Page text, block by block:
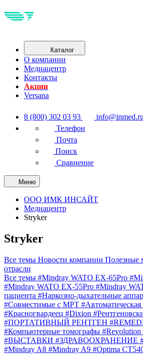
Каталог
О компании
Медиацентр
Контакты
Акции
Versana
8 (800) 302 03 93
info@inmed.ru
Телефон
Почта
Поиск
Сравнение
Меню
ООО ИМК ИНСАЙТ
Медиацентр
Stryker
Stryker
Все темы Новости компании Полезные
отрасли
Все темы #Mindray WATO EX-65Pro
#Mindray WATO EX-55Pro #Mindray
пациента #Наркозно-дыхательные
#Совместимые с МРТ #Автоматическая
#Красногвардеец #Dixion
#ПОРТАТИВНЫЙ РЕНТГЕН
#Компьютерные томографы #Revolution
#ВЫСТАВКИ #ЗДРАВООХРАНЕНИЕ
#Mindray A8 #Mindray A9 #Optima